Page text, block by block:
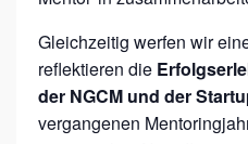
T
U
N
Gleichzeitig werfen wir
reflektieren die
der NGCM und der
vergangenen